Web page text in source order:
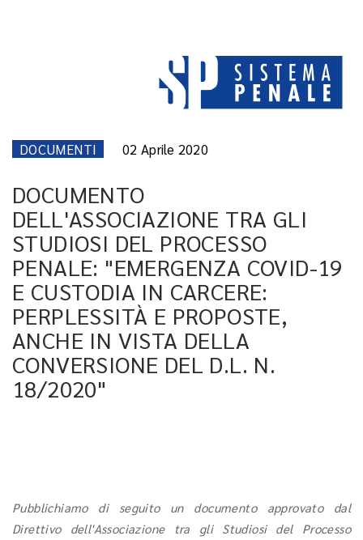
DOCUMENTI 02 Aprile 2020
DOCUMENTO
DELL'ASSOCIAZIONE TRA GLI
STUDIOSI DEL PROCESSO
PENALE: "EMERGENZA COVID-19
E CUSTODIA IN CARCERE:
PERPLESSITÀ E PROPOSTE,
ANCHE IN VISTA DELLA
CONVERSIONE DEL D.L. N.
18/2020"
Pubblichiamo di seguito un documento approvato dal
Direttivo dell'Associazione tra gli Studiosi del Processo